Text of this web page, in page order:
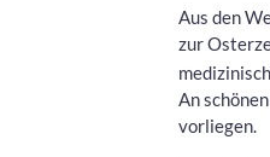
Aus den
zur
An
vorliegen.